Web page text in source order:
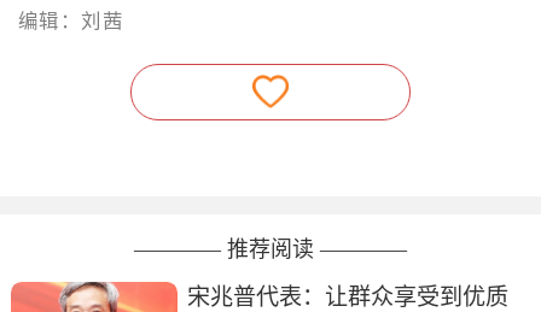
编辑：刘茜
———— 推荐阅读 ————
宋兆普代表：让群众享受到优质